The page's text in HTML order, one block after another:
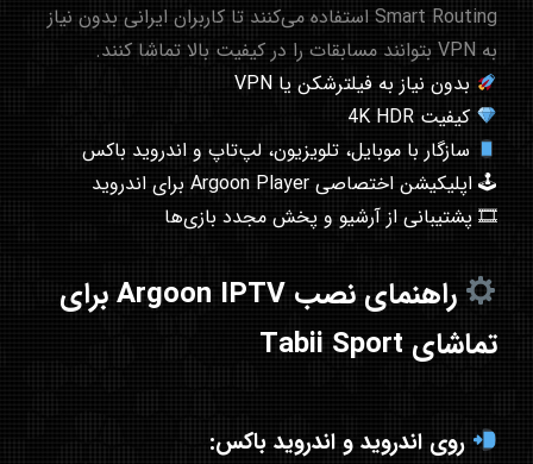
Smart Routing استفاده می‌کنند تا کاربران ایرانی بدون نیاز
به VPN بتوانند مسابقات را در کیفیت بالا تماشا کنند.
بدون نیاز به فیلترشکن یا VPN
کیفیت 4K HDR
سازگار با موبایل، تلویزیون، لپ‌تاپ و اندروید باکس
🕹 اپلیکیشن اختصاصی Argoon Player برای اندروید
🎞 پشتیبانی از آرشیو و پخش مجدد بازی‌ها
راهنمای نصب Argoon IPTV برای
تماشای Tabii Sport
روی اندروید و اندروید باکس: